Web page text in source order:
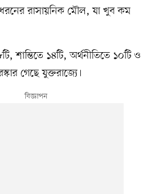
রাসায়নিক মৌল, যা খুব কম
শান্তিতে ১৪টি, অর্থনীতিতে ১০টি ও
গেছে যুক্তরাজ্যে।